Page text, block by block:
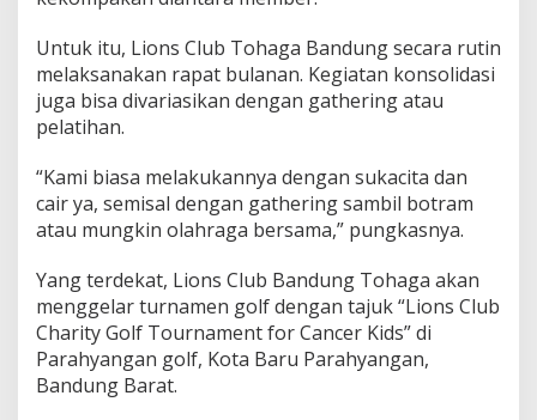
Untuk itu, Lions Club Tohaga Bandung secara rutin
melaksanakan rapat bulanan. Kegiatan konsolidasi
juga bisa divariasikan dengan gathering atau
pelatihan.
“Kami biasa melakukannya dengan sukacita dan
cair ya, semisal dengan gathering sambil botram
atau mungkin olahraga bersama,” pungkasnya.
Yang terdekat, Lions Club Bandung Tohaga akan
menggelar turnamen golf dengan tajuk “Lions Club
Charity Golf Tournament for Cancer Kids” di
Parahyangan golf, Kota Baru Parahyangan,
Bandung Barat.